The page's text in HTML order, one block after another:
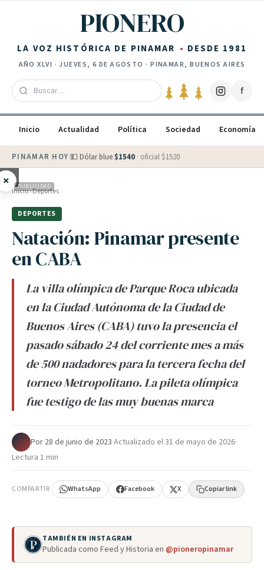
PIONERO
LA VOZ HISTÓRICA DE PINAMAR DESDE 1981
AÑOXLVI ·JUEVES, 6 DE AGOSTO · PINAMAR, BUENOS AIRES
f
Inicio Actualidad Política Sociedad Economía
PINAMAR HOY·💵 Dólar blue $1540 · oficial $1520
× PUBLICIDAD
Inicio›Deportes
DEPORTES
Natación: Pinamar presente
en CABA
La villa olímpica de Parque Roca ubicada
en la Ciudad Autónoma de la Ciudad de
Buenos Aires (CABA) tuvo la presencia el
pasado sábado 24 del corriente mes a más
de 500 nadadores para la tercera fecha del
torneo Metropolitano. La pileta olímpica
fue testigo de las muy buenas marca
Por·28 de junio de 2023·Actualizado el31 de mayo de 2026·
Lectura 1 min
COMPARTIR WhatsApp Facebook X Copiar link
TAMBIÉN EN INSTAGRAM
Publicada como Feed y Historia en @pioneropinamar